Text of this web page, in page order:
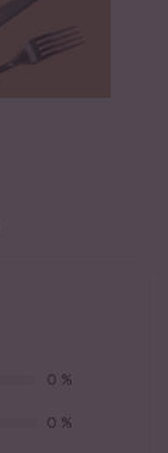
0 %
0 %